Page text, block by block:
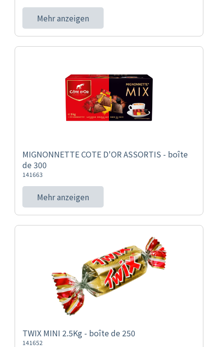
Mehr anzeigen
MIGNONNETTE COTE D'OR ASSORTIS - boîte
de 300
141663
Mehr anzeigen
TWIX MINI 2.5Kg - boîte de 250
141652